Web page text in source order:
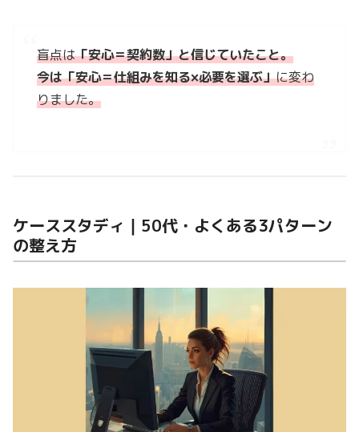
盲点は「安心＝契約数」と信じていたこと。
今は「安心＝仕組みを知る×必要を選ぶ」に変わ
りました。
ケーススタディ｜50代・よくある3パターン
の整え方